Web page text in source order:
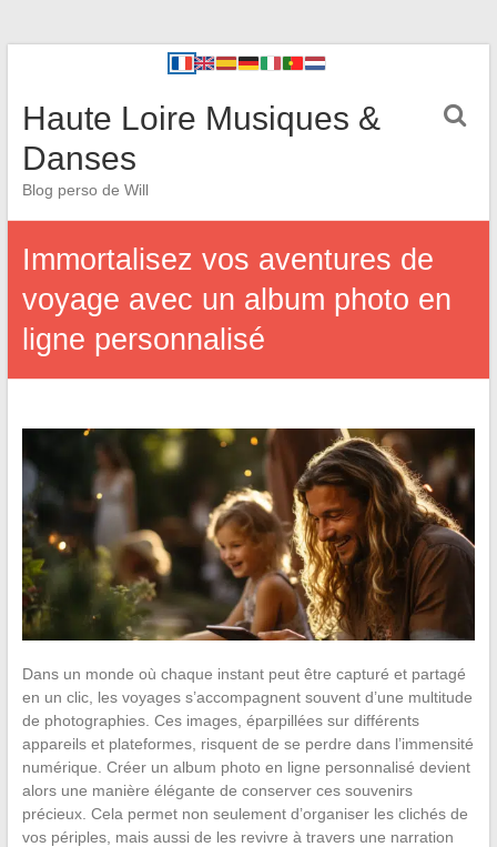
Haute Loire Musiques &
Danses
Blog perso de Will
Immortalisez vos aventures de
voyage avec un album photo en
ligne personnalisé
Dans un monde où chaque instant peut être capturé et partagé
en un clic, les voyages s’accompagnent souvent d’une multitude
de photographies. Ces images, éparpillées sur différents
appareils et plateformes, risquent de se perdre dans l’immensité
numérique. Créer un album photo en ligne personnalisé devient
alors une manière élégante de conserver ces souvenirs
précieux. Cela permet non seulement d’organiser les clichés de
vos périples, mais aussi de les revivre à travers une narration